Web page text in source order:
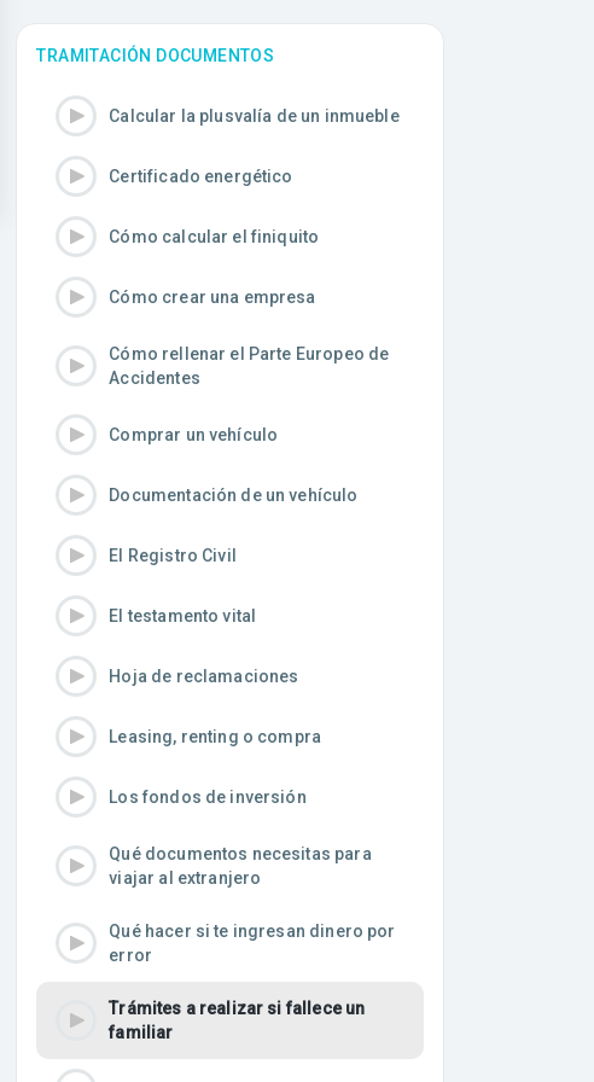
TRAMITACIÓN DOCUMENTOS
Calcular la plusvalía de un inmueble
Certificado energético
Cómo calcular el finiquito
Cómo crear una empresa
Cómo rellenar el Parte Europeo de
Accidentes
Comprar un vehículo
Documentación de un vehículo
El Registro Civil
El testamento vital
Hoja de reclamaciones
Leasing, renting o compra
Los fondos de inversión
Qué documentos necesitas para
viajar al extranjero
Qué hacer si te ingresan dinero por
error
Trámites a realizar si fallece un
familiar